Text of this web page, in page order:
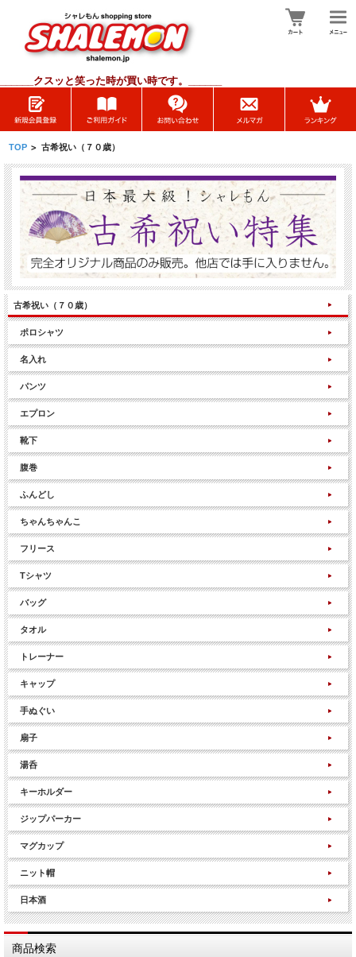
クスッと笑った時が買い時です。______
TOP > 古希祝い（７０歳）
古希祝い（７０歳）
ポロシャツ
名入れ
パンツ
エプロン
靴下
腹巻
ふんどし
ちゃんちゃんこ
フリース
Tシャツ
バッグ
タオル
トレーナー
キャップ
手ぬぐい
扇子
湯呑
キーホルダー
ジップパーカー
マグカップ
ニット帽
日本酒
商品検索